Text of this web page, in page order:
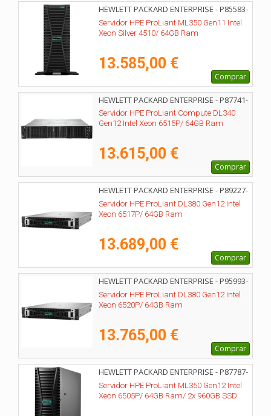
HEWLETT PACKARD ENTERPRISE - P85583-
425
Servidor HPE ProLiant ML350 Gen11 Intel
Xeon Silver 4510/ 64GB Ram
13.585,00 €
Comprar
HEWLETT PACKARD ENTERPRISE - P87741-
425
Servidor HPE ProLiant Compute DL340
Gen12 Intel Xeon 6515P/ 64GB Ram
13.615,00 €
Comprar
HEWLETT PACKARD ENTERPRISE - P89227-
425
Servidor HPE ProLiant DL380 Gen12 Intel
Xeon 6517P/ 64GB Ram
13.689,00 €
Comprar
HEWLETT PACKARD ENTERPRISE - P95993-
425
Servidor HPE ProLiant DL380 Gen12 Intel
Xeon 6520P/ 64GB Ram
13.765,00 €
Comprar
HEWLETT PACKARD ENTERPRISE - P87787-
425
Servidor HPE ProLiant ML350 Gen12 Intel
Xeon 6505P/ 64GB Ram/ 2x 960GB SSD